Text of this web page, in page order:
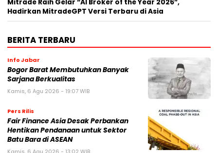
Mitrade Raih Gelar “AI Broker of the Year 2026”,
Hadirkan MitradeGPT Versi Terbaru di Asia
BERITA TERBARU
Info Jabar
Bogor Barat Membutuhkan Banyak
Sarjana Berkualitas
Kamis, 6 Agu 2026 - 19:07 WIB
Pers Rilis
Fair Finance Asia Desak Perbankan
Hentikan Pendanaan untuk Sektor
Batu Bara di ASEAN
Kamis, 6 Agu 2026 - 13:02 WIB